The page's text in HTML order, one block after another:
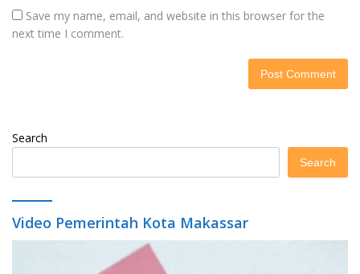
Save my name, email, and website in this browser for the
next time I comment.
Search
Search
Video Pemerintah Kota Makassar